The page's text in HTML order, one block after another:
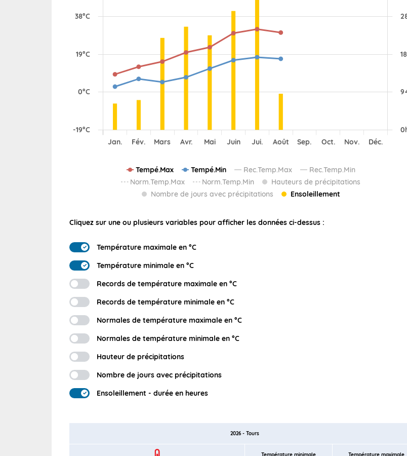
Tempé.Max Tempé.Min Rec.Temp.Max
Rec.Temp.Min
Norm.Temp.Max
Norm.Temp.Min
Hauteurs de précipitations
Nombre de jours avec précipitations
Ensoleillement
Cliquez sur une ou plusieurs variables pour afficher les données ci-dessus :
Température maximale en °C
Température minimale en °C
Records de température maximale en °C
Records de température minimale en °C
Normales de température maximale en °C
Normales de température minimale en °C
Hauteur de précipitations
Nombre de jours avec précipitations
Ensoleillement - durée en heures
2026 - Tours